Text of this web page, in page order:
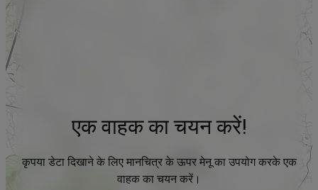
एक वाहक का चयन करें!
कृपया डेटा दिखाने के लिए मानचित्र के ऊपर मेनू का उपयोग करके एक
वाहक का चयन करें।